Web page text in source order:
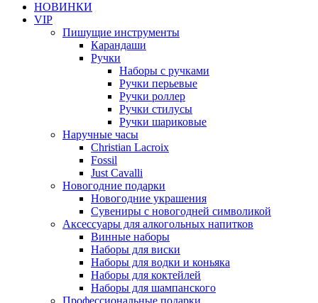
НОВИНКИ
VIP
Пишущие инструменты
Карандаши
Ручки
Наборы с ручками
Ручки перьевые
Ручки роллер
Ручки стилусы
Ручки шариковые
Наручные часы
Christian Lacroix
Fossil
Just Cavalli
Новогодние подарки
Новогодние украшения
Сувениры с новогодней символикой
Аксессуары для алкогольных напитков
Винные наборы
Наборы для виски
Наборы для водки и коньяка
Наборы для коктейлей
Наборы для шампанского
Профессиональные подарки